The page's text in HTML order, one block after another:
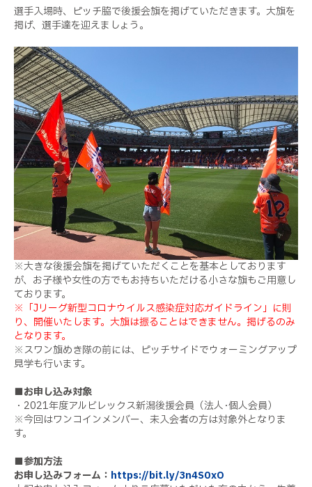
選手入場時、ピッチ脇で後援会旗を掲げていただきます。大旗を
掲げ、選手達を迎えましょう。
※大きな後援会旗を掲げていただくことを基本としております
が、お子様や女性の方でもお持ちいただける小さな旗もご用意し
ております。
※「Jリーグ新型コロナウイルス感染症対応ガイドライン」に則
り、開催いたします。大旗は振ることはできません。掲げるのみ
となります。
※スワン旗めき隊の前には、ピッチサイドでウォーミングアップ
見学も行います。
■お申し込み対象
・ 2021年度アルビレックス新潟後援会員（法人･個人会員）
※今回はワンコインメンバー、未入会者の方は対象外となりま
す。
■参加方法
お申し込みフォーム： https://bit.ly/3n4S0xO